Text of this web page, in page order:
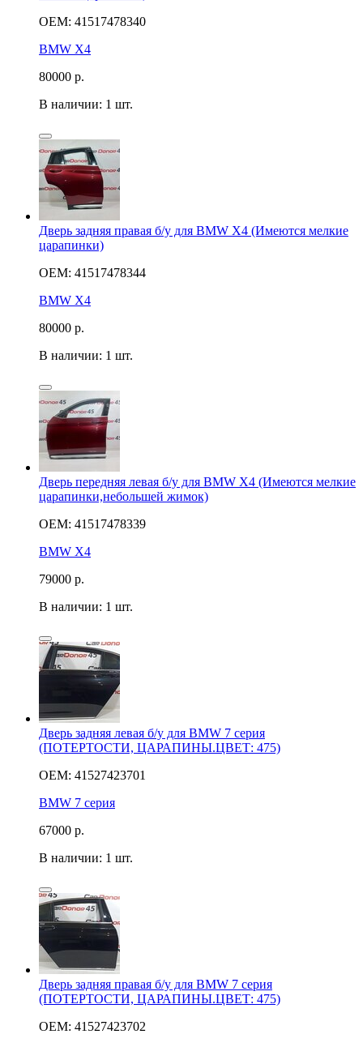
OEM: 41517478340
BMW X4
80000 р.
В наличии: 1 шт.
Дверь задняя правая б/у для BMW X4 (Имеются мелкие
царапинки)
OEM: 41517478344
BMW X4
80000 р.
В наличии: 1 шт.
Дверь передняя левая б/у для BMW X4 (Имеются мелкие
царапинки,небольшей жимок)
OEM: 41517478339
BMW X4
79000 р.
В наличии: 1 шт.
Дверь задняя левая б/у для BMW 7 серия
(ПОТЕРТОСТИ, ЦАРАПИНЫ.ЦВЕТ: 475)
OEM: 41527423701
BMW 7 серия
67000 р.
В наличии: 1 шт.
Дверь задняя правая б/у для BMW 7 серия
(ПОТЕРТОСТИ, ЦАРАПИНЫ.ЦВЕТ: 475)
OEM: 41527423702